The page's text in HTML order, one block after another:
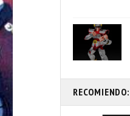
RECOMIENDO: